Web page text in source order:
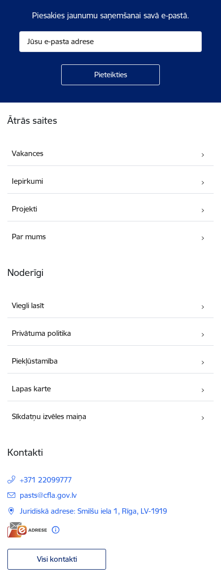
Piesakies jaunumu saņemšanai savā e-pastā.
Ātrās saites
Vakances
Iepirkumi
Projekti
Par mums
Noderīgi
Viegli lasīt
Privātuma politika
Piekļūstamība
Lapas karte
Sīkdatņu izvēles maiņa
Kontakti
+371 22099777
E-pasts:
pasts@cfla.gov.lv
Juridiskā adrese: Smilšu iela 1, Rīga, LV-1919
Visi kontakti